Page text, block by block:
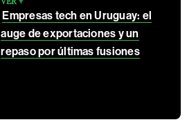
Empresas tech en Uruguay: el
auge de exportaciones y un
repaso por últimas fusiones